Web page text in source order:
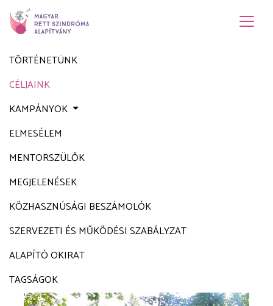
TÖRTÉNETÜNK
CÉLJAINK
KAMPÁNYOK
ELMESÉLEM
MENTORSZÜLŐK
MEGJELENÉSEK
KÖZHASZNÚSÁGI BESZÁMOLÓK
SZERVEZETI ÉS MŰKÖDÉSI SZABÁLYZAT
ALAPÍTÓ OKIRAT
TAGSÁGOK